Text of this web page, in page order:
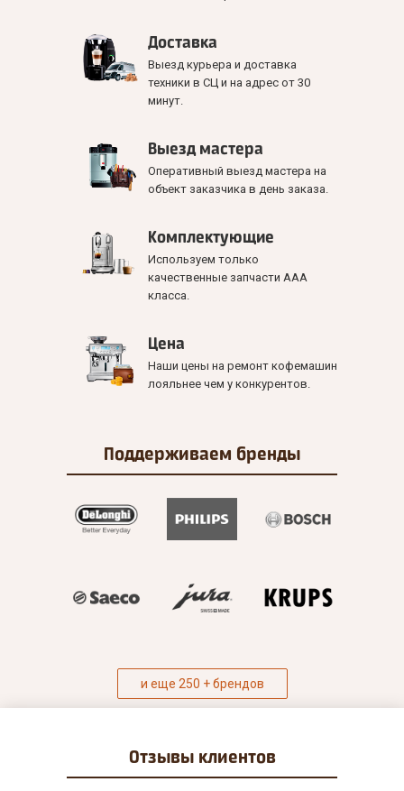
Доставка
Выезд курьера и доставка
техники в СЦ и на адрес от 30
минут.
Выезд мастера
Оперативный выезд мастера на
объект заказчика в день заказа.
Комплектующие
Используем только
качественные запчасти ААА
класса.
Цена
Наши цены на ремонт кофемашин
лояльнее чем у конкурентов.
Поддерживаем бренды
и еще 250 + брендов
Отзывы клиентов